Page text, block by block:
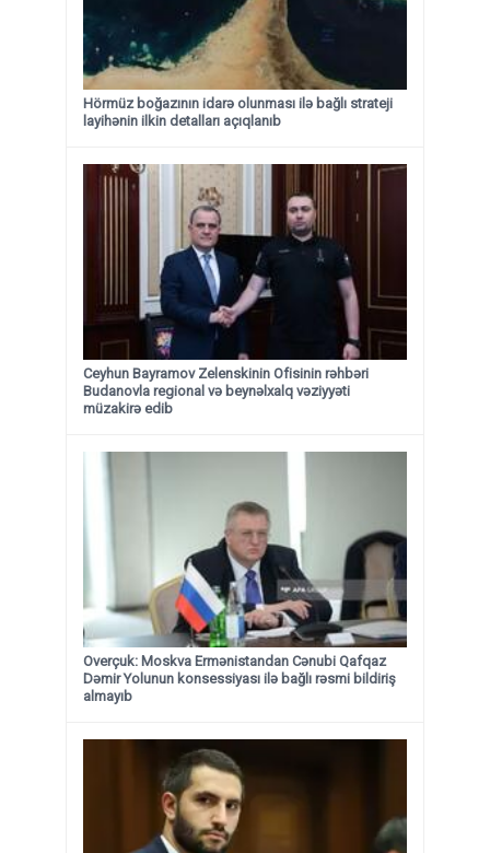
Hörmüz boğazının idarə olunması ilə bağlı strateji
layihənin ilkin detalları açıqlanıb
Ceyhun Bayramov Zelenskinin Ofisinin rəhbəri
Budanovla regional və beynəlxalq vəziyyəti
müzakirə edib
Overçuk: Moskva Ermənistandan Cənubi Qafqaz
Dəmir Yolunun konsessiyası ilə bağlı rəsmi bildiriş
almayıb